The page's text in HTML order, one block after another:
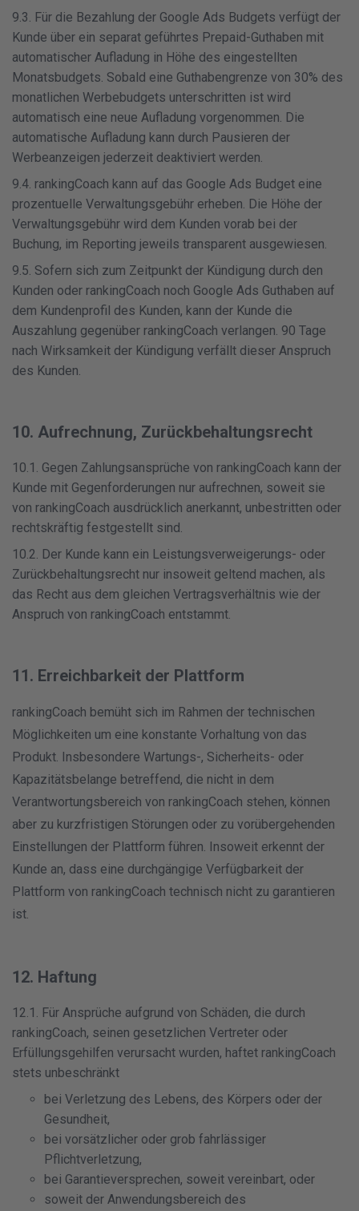
9.3. Für die Bezahlung der Google Ads Budgets verfügt der
Kunde über ein separat geführtes Prepaid-Guthaben mit
automatischer Aufladung in Höhe des eingestellten
Monatsbudgets. Sobald eine Guthabengrenze von 30% des
monatlichen Werbebudgets unterschritten ist wird
automatisch eine neue Aufladung vorgenommen. Die
automatische Aufladung kann durch Pausieren der
Werbeanzeigen jederzeit deaktiviert werden.
9.4. rankingCoach kann auf das Google Ads Budget eine
prozentuelle Verwaltungsgebühr erheben. Die Höhe der
Verwaltungsgebühr wird dem Kunden vorab bei der
Buchung, im Reporting jeweils transparent ausgewiesen.
9.5. Sofern sich zum Zeitpunkt der Kündigung durch den
Kunden oder rankingCoach noch Google Ads Guthaben auf
dem Kundenprofil des Kunden, kann der Kunde die
Auszahlung gegenüber rankingCoach verlangen. 90 Tage
nach Wirksamkeit der Kündigung verfällt dieser Anspruch
des Kunden.
10. Aufrechnung, Zurückbehaltungsrecht
10.1. Gegen Zahlungsansprüche von rankingCoach kann der
Kunde mit Gegenforderungen nur aufrechnen, soweit sie
von rankingCoach ausdrücklich anerkannt, unbestritten oder
rechtskräftig festgestellt sind.
10.2. Der Kunde kann ein Leistungsverweigerungs- oder
Zurückbehaltungsrecht nur insoweit geltend machen, als
das Recht aus dem gleichen Vertragsverhältnis wie der
Anspruch von rankingCoach entstammt.
11. Erreichbarkeit der Plattform
rankingCoach bemüht sich im Rahmen der technischen
Möglichkeiten um eine konstante Vorhaltung von das
Produkt. Insbesondere Wartungs-, Sicherheits- oder
Kapazitätsbelange betreffend, die nicht in dem
Verantwortungsbereich von rankingCoach stehen, können
aber zu kurzfristigen Störungen oder zu vorübergehenden
Einstellungen der Plattform führen. Insoweit erkennt der
Kunde an, dass eine durchgängige Verfügbarkeit der
Plattform von rankingCoach technisch nicht zu garantieren
ist.
12. Haftung
12.1. Für Ansprüche aufgrund von Schäden, die durch
rankingCoach, seinen gesetzlichen Vertreter oder
Erfüllungsgehilfen verursacht wurden, haftet rankingCoach
stets unbeschränkt
bei Verletzung des Lebens, des Körpers oder der
Gesundheit,
bei vorsätzlicher oder grob fahrlässiger
Pflichtverletzung,
bei Garantieversprechen, soweit vereinbart, oder
soweit der Anwendungsbereich des